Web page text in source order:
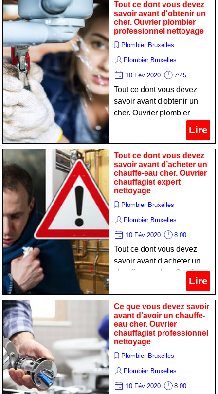
Tout ce dont vous devez
savoir avant d'obtenir un
cher. Ouvrier plombier
professionnel nettoyage
Plombier Bruxelles
Plombier Bruxelles
10 Fév 2020 7:45
Tout ce dont vous devez
savoir avant d'obtenir un
cher. Ouvrier plombier
professionnel nettoyageLire
Tout ce dont vous devez
savoir avant d’acheter un
chauffe-eau cher. Ouvrier
chauffagist expert
nettoyage
Plombier Bruxelles
Plombier Bruxelles
10 Fév 2020 8:00
Tout ce dont vous devez
savoir avant d’acheter un
chauffe-eau cher. Ouvrier
nettoyage
Lire
Ce que vous devez savoir
avant d'avoir un chauffe-
eau cher. Ouvrier
chauffagist professionnel
nettoyage
Plombier Bruxelles
Plombier Bruxelles
10 Fév 2020 8:00